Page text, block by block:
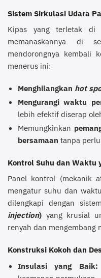
Sistem Sirkulasi Udara
Kipas yang terletak di
memanaskannya di
mendorongnya kembali
menerus ini:
Menghilangkan hot
Mengurangi waktu
lebih efektif diserap
Memungkinkan
bersamaan tanpa
Kontrol Suhu dan Waktu
Panel kontrol (mekanik
mengatur suhu dan
dilengkapi dengan
injection) yang krusial
renyah dan mengembang
Konstruksi Kokoh dan
Insulasi yang Baik: